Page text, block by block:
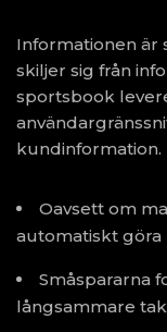
Informationen är
skiljer sig från
sportsbook
kundinformation.
Oavsett om
automatiskt göra
Småspararna
långsammare